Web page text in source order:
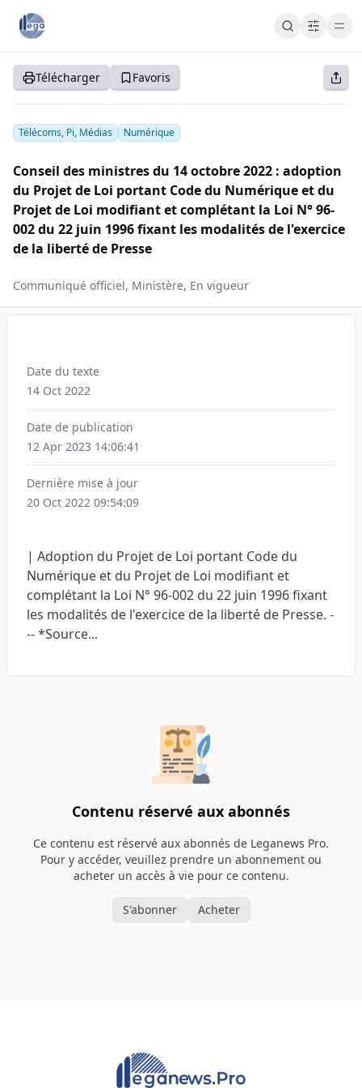
Cart Cart
Accueil
S'abonner
S'inscrire
Se connecter
Télécharger Favoris
Télécoms, Pi, Médias Numérique
Conseil des ministres du 14 octobre 2022 : adoption
du Projet de Loi portant Code du Numérique et du
Projet de Loi modifiant et complétant la Loi N° 96-
002 du 22 juin 1996 fixant les modalités de l'exercice
de la liberté de Presse
Communiqué officiel, Ministère, En vigueur
Date du texte
14 Oct 2022
Date de publication
12 Apr 2023 14:06:41
Dernière mise à jour
20 Oct 2022 09:54:09
| Adoption du Projet de Loi portant Code du
Numérique et du Projet de Loi modifiant et
complétant la Loi N° 96-002 du 22 juin 1996 fixant
les modalités de l'exercice de la liberté de Presse. -
-- *Source...
Contenu réservé aux abonnés
Ce contenu est réservé aux abonnés de Leganews Pro.
Pour y accéder, veuillez prendre un abonnement ou
acheter un accès à vie pour ce contenu.
S'abonner Acheter